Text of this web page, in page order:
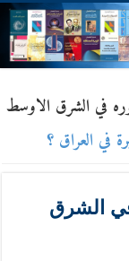
في الشرق الاوسط
في العراق ؟
الشرق